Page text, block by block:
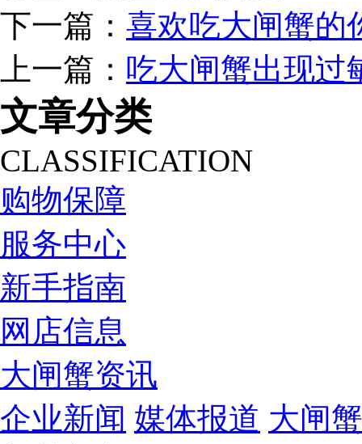
下一篇： 喜欢吃大闸蟹的
上一篇： 吃大闸蟹出现过
文章分类
CLASSIFICATION
购物保障
服务中心
新手指南
网店信息
大闸蟹资讯
企业新闻 媒体报道 大闸